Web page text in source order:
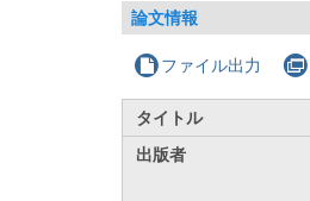
論文情報
ファイル出力
タイトル
出版者